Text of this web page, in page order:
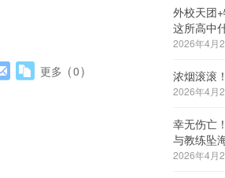
更多 (0)
外校天团
这所高中
2026年4月
浓烟滚滚
2026年4月
幸无伤亡
与教练坠
2026年4月